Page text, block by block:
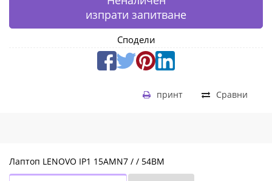
изпрати запитване
Сподели
Сравни
принт
Лаптоп LENOVO IP1 15AMN7 / / 54BM